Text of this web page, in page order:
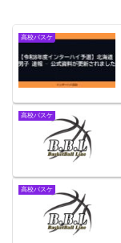
高校バスケ
高校バスケ
高校バスケ